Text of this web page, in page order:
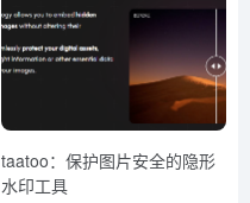
taatoo：保护图片安全的隐形
水印工具